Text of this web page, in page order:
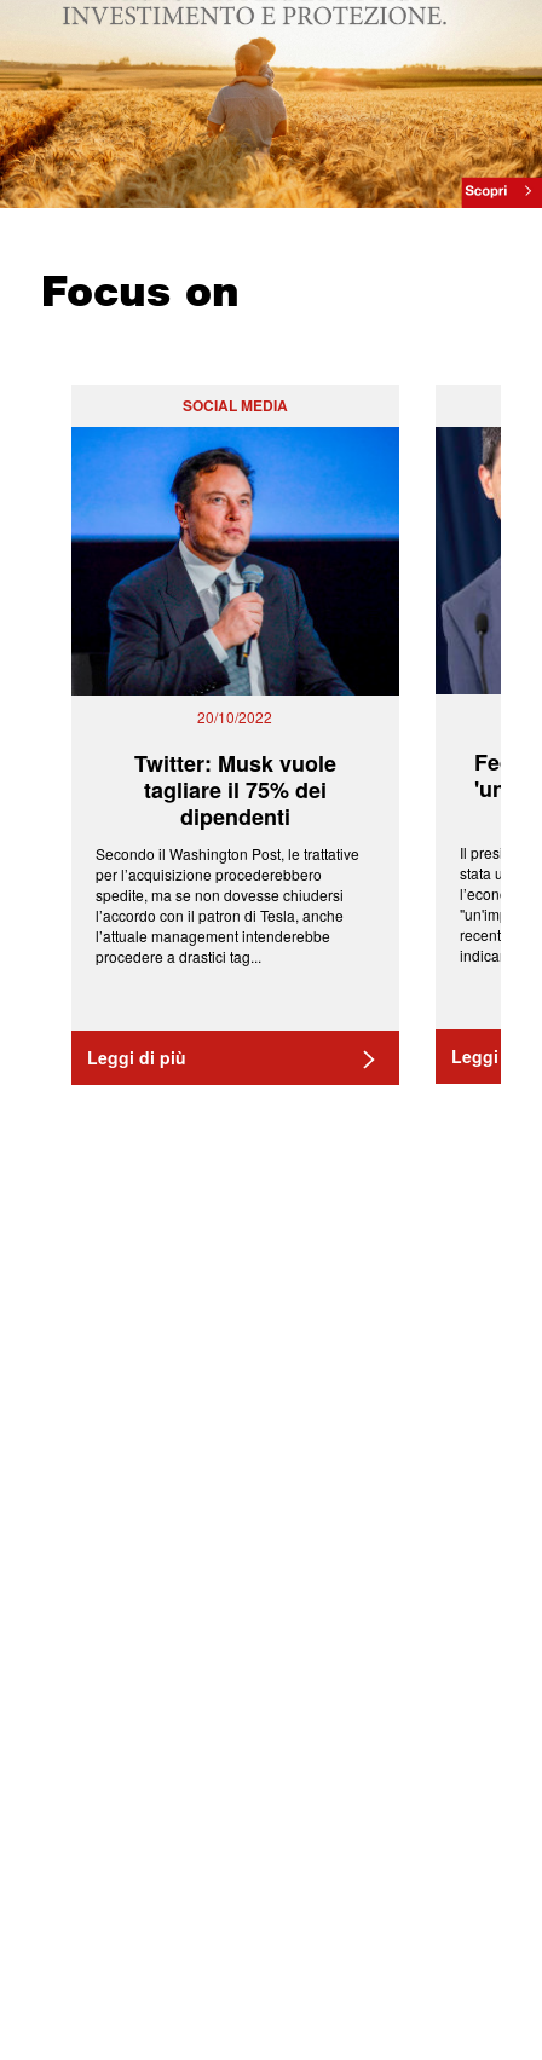
Focus on
SOCIAL MEDIA
20/10/2022
Twitter: Musk vuole
tagliare il 75% dei
dipendenti
Secondo il Washington Post, le trattative
per l’acquisizione procederebbero
spedite, ma se non dovesse chiudersi
l’accordo con il patron di Tesla, anche
l’attuale management intenderebbe
procedere a drastici tag...
Leggi di più
Fed:
'una
Il
stata una
l’economia
recenti
indicano
Leggi di